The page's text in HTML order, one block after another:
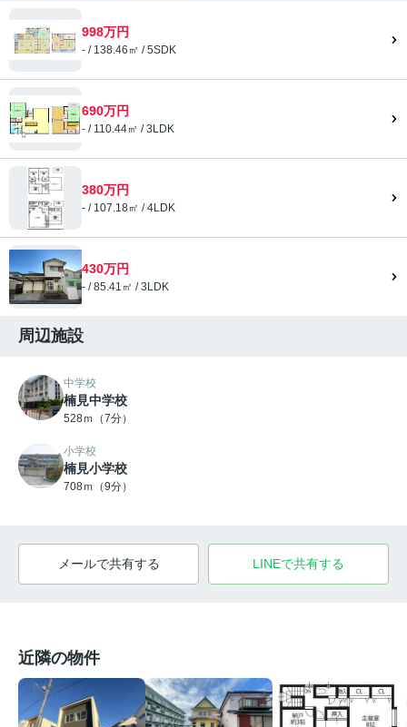
998万円
- / 138.46㎡ / 5SDK
690万円
- / 110.44㎡ / 3LDK
380万円
- / 107.18㎡ / 4LDK
430万円
- / 85.41㎡ / 3LDK
周辺施設
中学校
楠見中学校
528ｍ（7分）
小学校
楠見小学校
708ｍ（9分）
メールで共有する LINEで共有する
近隣の物件